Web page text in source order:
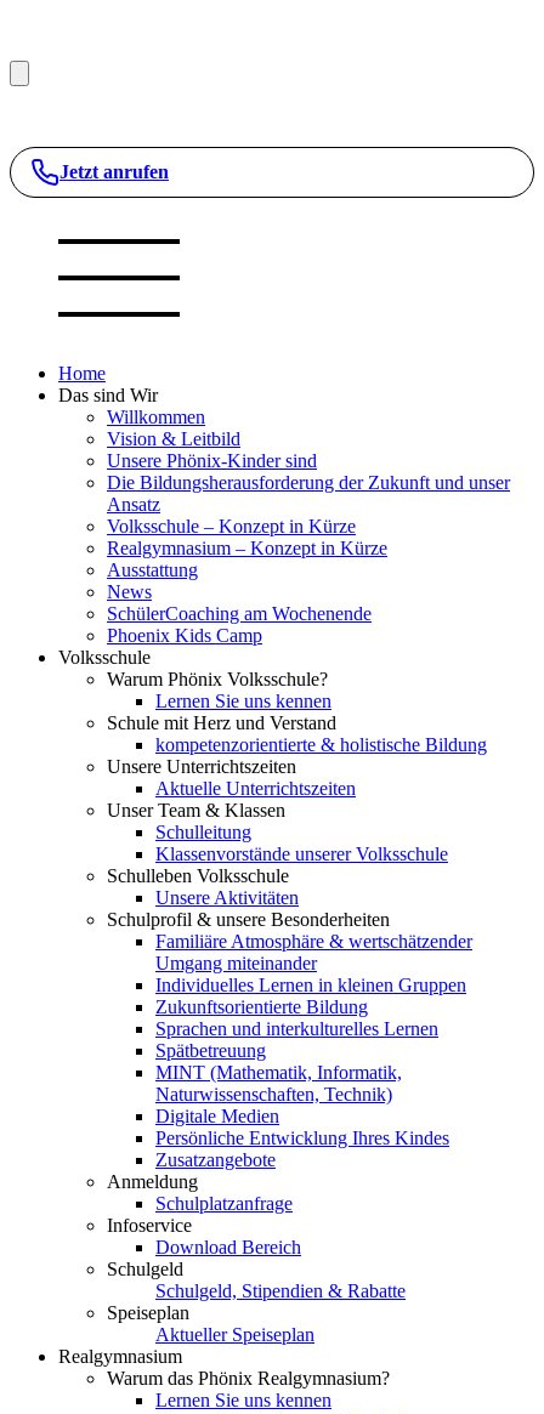
Jetzt anrufen
Home
Das sind Wir
Willkommen
Vision & Leitbild
Unsere Phönix-Kinder sind
Die Bildungsherausforderung der Zukunft und unser
Ansatz
Volksschule – Konzept in Kürze
Realgymnasium – Konzept in Kürze
Ausstattung
News
SchülerCoaching am Wochenende
Phoenix Kids Camp
Volksschule
Warum Phönix Volksschule?
Lernen Sie uns kennen
Schule mit Herz und Verstand
kompetenzorientierte & holistische Bildung
Unsere Unterrichtszeiten
Aktuelle Unterrichtszeiten
Unser Team & Klassen
Schulleitung
Klassenvorstände unserer Volksschule
Schulleben Volksschule
Unsere Aktivitäten
Schulprofil & unsere Besonderheiten
Familiäre Atmosphäre & wertschätzender
Umgang miteinander
Individuelles Lernen in kleinen Gruppen
Zukunftsorientierte Bildung
Sprachen und interkulturelles Lernen
Spätbetreuung
MINT (Mathematik, Informatik,
Naturwissenschaften, Technik)
Digitale Medien
Persönliche Entwicklung Ihres Kindes
Zusatzangebote
Anmeldung
Schulplatzanfrage
Infoservice
Download Bereich
Schulgeld
Schulgeld, Stipendien & Rabatte
Speiseplan
Aktueller Speiseplan
Realgymnasium
Warum das Phönix Realgymnasium?
Lernen Sie uns kennen